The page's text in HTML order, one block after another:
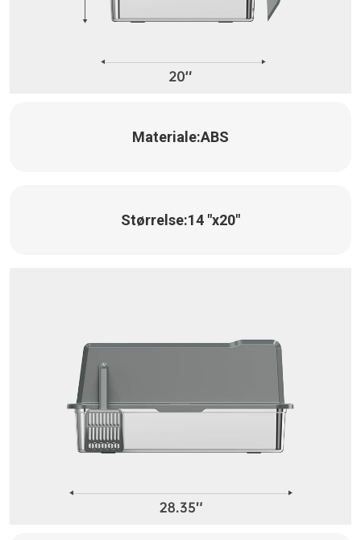
Materiale:ABS
Størrelse:14 "x20"